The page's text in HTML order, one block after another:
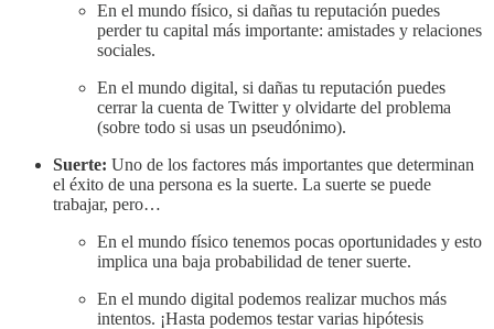
En el mundo físico, si dañas tu reputación puedes
perder tu capital más importante: amistades y relaciones
sociales.
En el mundo digital, si dañas tu reputación puedes
cerrar la cuenta de Twitter y olvidarte del problema
(sobre todo si usas un pseudónimo).
Suerte: Uno de los factores más importantes que determinan
el éxito de una persona es la suerte. La suerte se puede
trabajar, pero…
En el mundo físico tenemos pocas oportunidades y esto
implica una baja probabilidad de tener suerte.
En el mundo digital podemos realizar muchos más
intentos. ¡Hasta podemos testar varias hipótesis